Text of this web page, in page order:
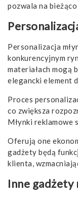
pozwala na
Personalizacja
konkurencyjnym
materiałach mogą
elegancki element
Proces
co zwiększa
Młynki reklamowe
Oferują one
gadżety będą
klienta,
Inne